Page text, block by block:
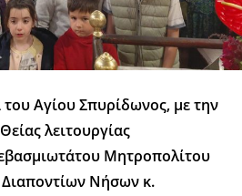
Αγίου Σπυρίδωνος, με την
λειτουργίας
Μητροπολίτου
Νήσων κ.